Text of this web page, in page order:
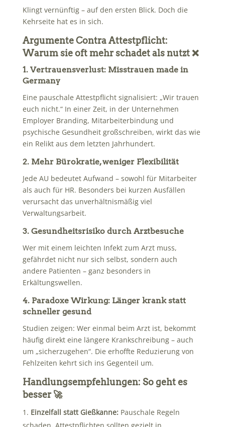
Klingt vernünftig – auf den ersten Blick. Doch die
Kehrseite hat es in sich.
Argumente Contra Attestpflicht:
Warum sie oft mehr schadet als nutzt ❌
1. Vertrauensverlust: Misstrauen made in
Germany
Eine pauschale Attestpflicht signalisiert: „Wir trauen
euch nicht.“ In einer Zeit, in der Unternehmen
Employer Branding, Mitarbeiterbindung und
psychische Gesundheit großschreiben, wirkt das wie
ein Relikt aus dem letzten Jahrhundert.
2. Mehr Bürokratie, weniger Flexibilität
Jede AU bedeutet Aufwand – sowohl für Mitarbeiter
als auch für HR. Besonders bei kurzen Ausfällen
verursacht das unverhältnismäßig viel
Verwaltungsarbeit.
3. Gesundheitsrisiko durch Arztbesuche
Wer mit einem leichten Infekt zum Arzt muss,
gefährdet nicht nur sich selbst, sondern auch
andere Patienten – ganz besonders in
Erkältungswellen.
4. Paradoxe Wirkung: Länger krank statt
schneller gesund
Studien zeigen: Wer einmal beim Arzt ist, bekommt
häufig direkt eine längere Krankschreibung – auch
um „sicherzugehen“. Die erhoffte Reduzierung von
Fehlzeiten kehrt sich ins Gegenteil um.
Handlungsempfehlungen: So geht es
besser 🚀
Einzelfall statt Gießkanne:Pauschale Regeln